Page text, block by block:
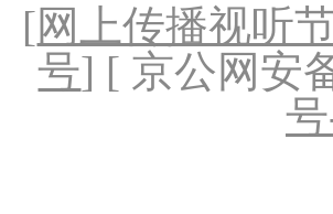
[网上传播视听
号] [ 京公网安